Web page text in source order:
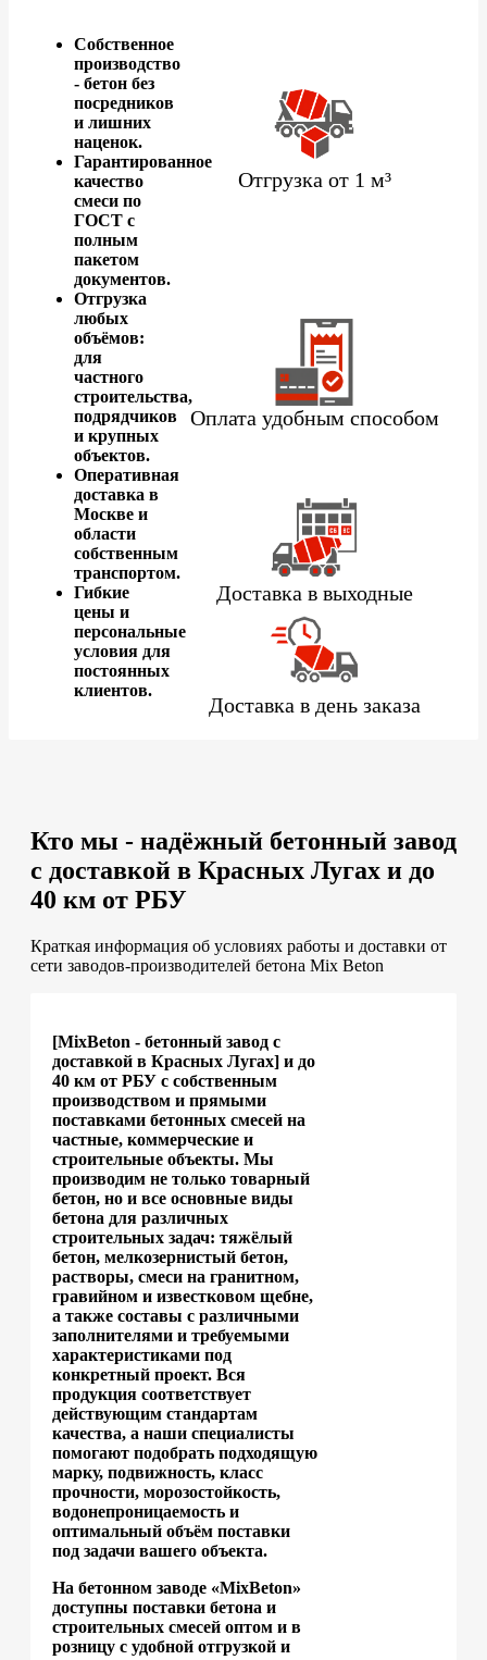
Собственное
производство
- бетон без
посредников
и лишних
наценок.
Гарантированное
качество
смеси по
ГОСТ с
полным
пакетом
документов.
Отгрузка
любых
объёмов:
для
частного
строительства,
подрядчиков
и крупных
объектов.
Оперативная
доставка в
Москве и
области
собственным
транспортом.
Гибкие
цены и
персональные
условия для
постоянных
клиентов.
Отгрузка от 1 м³
Оплата удобным способом
Доставка в выходные
Доставка в день заказа
Кто мы - надёжный бетонный завод
с доставкой в Красных Лугах и до
40 км от РБУ
Краткая информация об условиях работы и доставки от
сети заводов-производителей бетона Mix Beton
[MixBeton - бетонный завод с
доставкой в Красных Лугах] и до
40 км от РБУ с собственным
производством и прямыми
поставками бетонных смесей на
частные, коммерческие и
строительные объекты. Мы
производим не только товарный
бетон, но и все основные виды
бетона для различных
строительных задач: тяжёлый
бетон, мелкозернистый бетон,
растворы, смеси на гранитном,
гравийном и известковом щебне,
а также составы с различными
заполнителями и требуемыми
характеристиками под
конкретный проект. Вся
продукция соответствует
действующим стандартам
качества, а наши специалисты
помогают подобрать подходящую
марку, подвижность, класс
прочности, морозостойкость,
водонепроницаемость и
оптимальный объём поставки
под задачи вашего объекта.
На бетонном заводе «MixBeton»
доступны поставки бетона и
строительных смесей оптом и в
розницу с удобной отгрузкой и